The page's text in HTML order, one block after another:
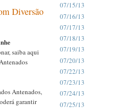
Diversão
saiba aqui
Antenados,
garantir
07/15/13
07/16/13
07/17/13
07/18/13
07/19/13
07/20/13
07/22/13
07/23/13
07/24/13
07/25/13